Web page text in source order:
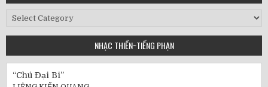
Bài
Gần
NHẠC THIỀN~TIẾNG PHẠN
“Chú Đại Bi”